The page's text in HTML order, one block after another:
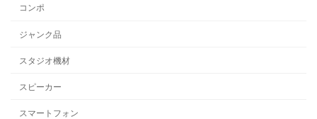
コンポ
ジャンク品
スタジオ機材
スピーカー
スマートフォン